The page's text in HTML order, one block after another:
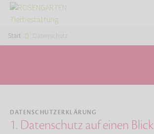
Start Datenschutz
DATENSCHUTZERKLÄRUNG
1. Datenschutz auf einen Blick